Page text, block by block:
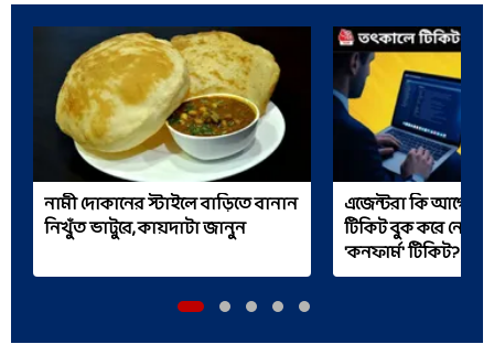
নামী দোকানের স্টাইলে বাড়িতে বানান
নিখুঁত ভাটুরে, কায়দাটা জানুন
এজেন্টরা কি আগে
টিকিট বুক করে নেন?
'কনফার্ম' টিকিট?